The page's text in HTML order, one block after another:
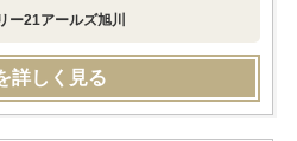
ー21アールズ旭川
詳しく見る